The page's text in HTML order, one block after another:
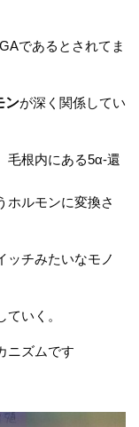
であるとされてま
ンが深く関係してい
毛根内にある5α-還
ホルモンに変換さ
ッチみたいなモノ
いく。
ニズムです